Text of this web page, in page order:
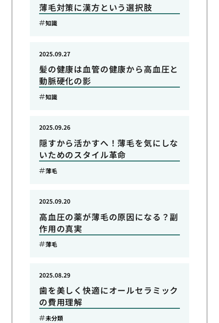
薄毛対策に漢方という選択肢
知識
髪の健康は血管の健康から高血圧と
動脈硬化の影
2025.09.27
知識
隠すから活かすへ！薄毛を気にしな
いためのスタイル革命
2025.09.26
薄毛
高血圧の薬が薄毛の原因になる？副
作用の真実
2025.09.20
薄毛
歯を美しく快適にオールセラミック
の費用理解
2025.08.29
未分類